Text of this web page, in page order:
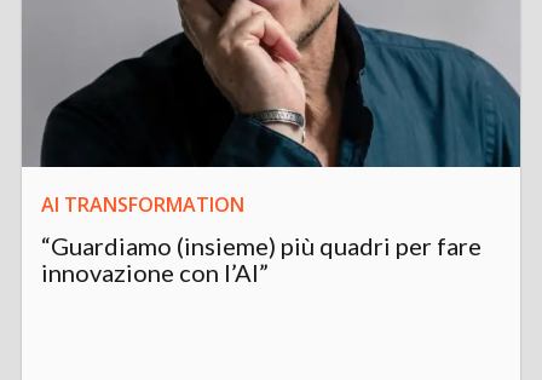
AI TRANSFORMATION
“Guardiamo (insieme) più quadri per fare
innovazione con l’AI”